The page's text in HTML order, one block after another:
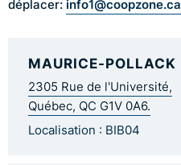
déplacer: info1@coopzone.ca
MAURICE-POLLACK
2305 Rue de l'Université,
Québec, QC G1V 0A6.
Localisation : BIB04